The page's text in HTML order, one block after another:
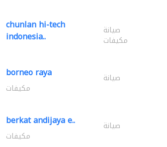
chunlan hi-tech
indonesia.. صيانة
مكيفات
borneo raya صيانة
مكيفات
berkat andijaya e.. صيانة
مكيفات